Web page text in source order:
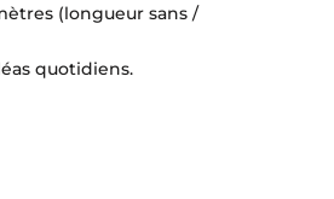
(longueur sans /
quotidiens.